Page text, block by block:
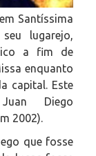
Santíssima
lugarejo,
a fim de
enquanto
capital. Este
Diego
2002).
que fosse